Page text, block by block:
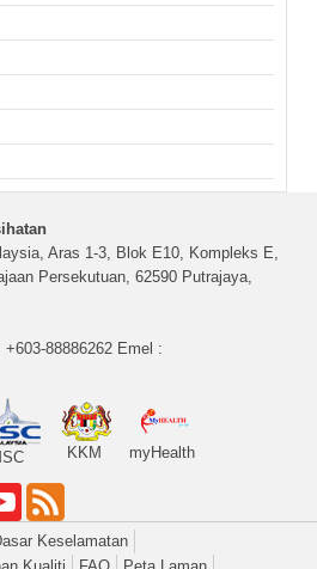
Aras 1-3, Blok E10, Kompleks E,
Persekutuan, 62590 Putrajaya,
88886262 Emel :
KKM myHealth
Keselamatan